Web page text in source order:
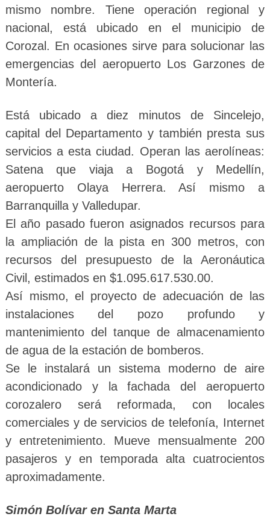
mismo nombre. Tiene operación regional y
nacional, está ubicado en el municipio de
Corozal. En ocasiones sirve para solucionar las
emergencias del aeropuerto Los Garzones de
Montería.
Está ubicado a diez minutos de Sincelejo,
capital del Departamento y también presta sus
servicios a esta ciudad. Operan las aerolíneas:
Satena que viaja a Bogotá y Medellín,
aeropuerto Olaya Herrera. Así mismo a
Barranquilla y Valledupar.
El año pasado fueron asignados recursos para
la ampliación de la pista en 300 metros, con
recursos del presupuesto de la Aeronáutica
Civil, estimados en $1.095.617.530.00.
Así mismo, el proyecto de adecuación de las
instalaciones del pozo profundo y
mantenimiento del tanque de almacenamiento
de agua de la estación de bomberos.
Se le instalará un sistema moderno de aire
acondicionado y la fachada del aeropuerto
corozalero será reformada, con locales
comerciales y de servicios de telefonía, Internet
y entretenimiento. Mueve mensualmente 200
pasajeros y en temporada alta cuatrocientos
aproximadamente.
Simón Bolívar en Santa Marta